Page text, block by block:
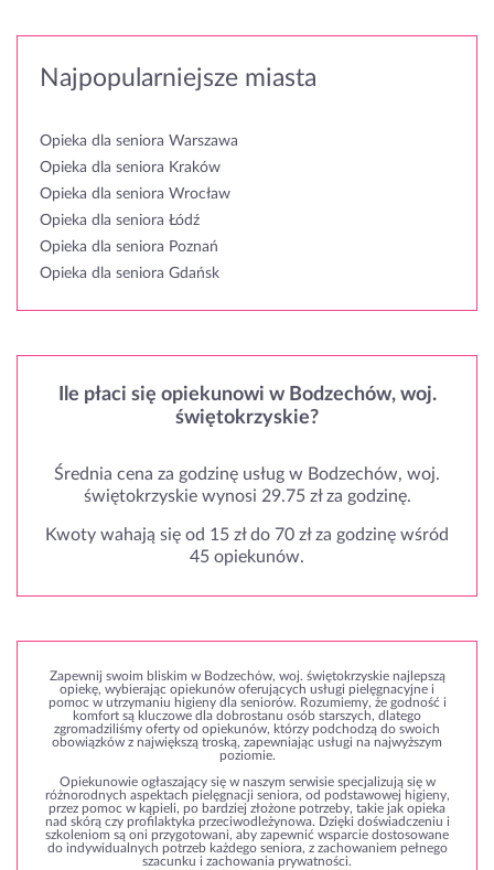
Najpopularniejsze miasta
Opieka dla seniora Warszawa
Opieka dla seniora Kraków
Opieka dla seniora Wrocław
Opieka dla seniora Łódź
Opieka dla seniora Poznań
Opieka dla seniora Gdańsk
Ile płaci się opiekunowi w Bodzechów, woj.
świętokrzyskie?
Średnia cena za godzinę usług w Bodzechów, woj.
świętokrzyskie wynosi 29.75 zł za godzinę.
Kwoty wahają się od 15 zł do 70 zł za godzinę wśród
45 opiekunów.
Zapewnij swoim bliskim w Bodzechów, woj. świętokrzyskie najlepszą
opiekę, wybierając opiekunów oferujących usługi pielęgnacyjne i
pomoc w utrzymaniu higieny dla seniorów. Rozumiemy, że godność i
komfort są kluczowe dla dobrostanu osób starszych, dlatego
zgromadziliśmy oferty od opiekunów, którzy podchodzą do swoich
obowiązków z największą troską, zapewniając usługi na najwyższym
poziomie.
Opiekunowie ogłaszający się w naszym serwisie specjalizują się w
różnorodnych aspektach pielęgnacji seniora, od podstawowej higieny,
przez pomoc w kąpieli, po bardziej złożone potrzeby, takie jak opieka
nad skórą czy profilaktyka przeciwodleżynowa. Dzięki doświadczeniu i
szkoleniom są oni przygotowani, aby zapewnić wsparcie dostosowane
do indywidualnych potrzeb każdego seniora, z zachowaniem pełnego
szacunku i zachowania prywatności.